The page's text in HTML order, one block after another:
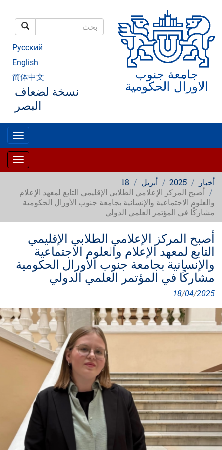
المحتوى
الرئيسي
بحث
Русский
English
简体中文
نسخة لضعاف
البصر
أخبار 2025 أبريل
18
أصبح المركز الإعلامي الطلابي الإقليمي التابع لمعهد الإعلام
والعلوم الاجتماعية والإنسانية بجامعة جنوب الأورال الحكومية
مشاركًا في المؤتمر العلمي الدولي
أصبح المركز الإعلامي الطلابي الإقليمي
التابع لمعهد الإعلام والعلوم الاجتماعية
والإنسانية بجامعة جنوب الأورال الحكومية
مشاركًا في المؤتمر العلمي الدولي
18/04/2025